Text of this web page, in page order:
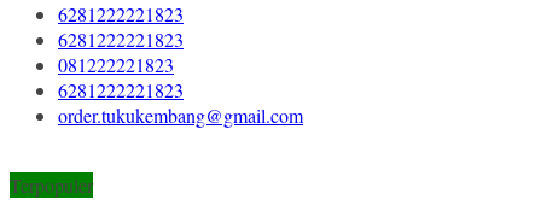
6281222221823
6281222221823
081222221823
6281222221823
order.tukukembang@gmail.com
Terpopuler